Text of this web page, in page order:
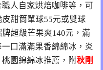
人自家烘焙咖啡等，可
甜筒單球55元或雙球
超級芒果爽140元，滿
口滿滿果香綿綿冰，炎
園綿綿冰推薦，附秋剛